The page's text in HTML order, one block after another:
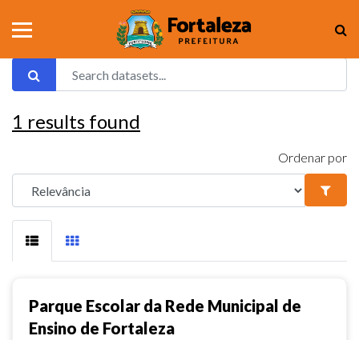
1 results found
Ordenar por
Parque Escolar da Rede Municipal de
Ensino de Fortaleza